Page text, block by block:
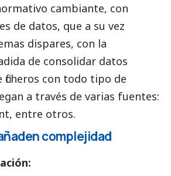
cambiante, con
de datos, que a su vez
dispares, con la
de consolidar datos
con todo tipo de
a través de varias fuentes:
entre otros.
complejidad